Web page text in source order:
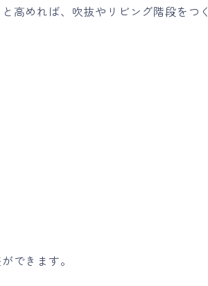
高めれば、吹抜やリビング階段をつく
できます。